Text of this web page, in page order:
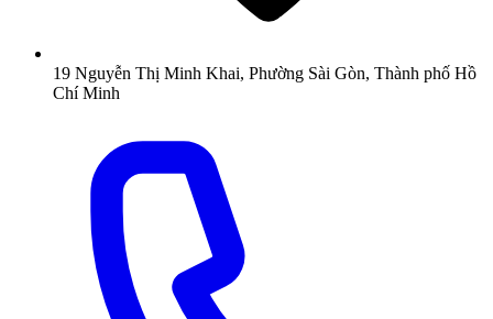
19 Nguyễn Thị Minh Khai, Phường Sài Gòn, Thành phố Hồ
Chí Minh